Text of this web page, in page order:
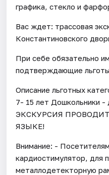
графика, стекло и
Вас ждет: трассовая
Константиновского
При себе обязательно
подтверждающие
Описание льготных
7- 15 лет Дошкольники -
ЭКСКУРСИЯ
ЯЗЫКЕ!
Внимание: -
кардиостимулятор, для
металлодетекторную